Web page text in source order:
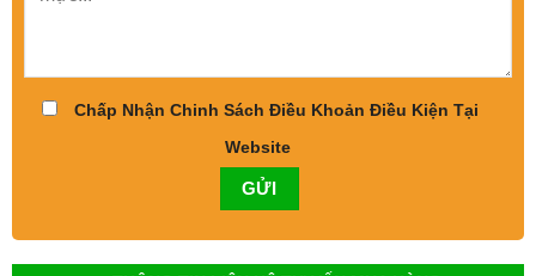
Chấp Nhận Chinh Sách Điều Khoản Điều Kiện Tại
Website